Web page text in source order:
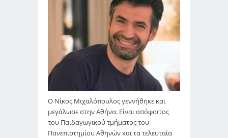
Ο Νίκος Μιχαλόπουλος γεννήθηκε και
μεγάλωσε στην Αθήνα. Είναι απόφοιτος
του Παιδαγωγικού τμήματος του
Πανεπιστημίου Αθηνών και τα τελευταία